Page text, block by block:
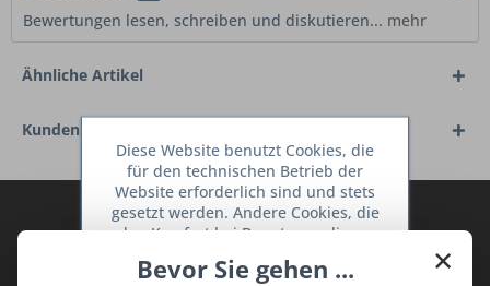
Bewertungen lesen, schreiben und diskutieren... mehr
Ähnliche Artikel
Kunden haben sich ebenfalls angesehen
Abonnieren Sie den kostenlosen Deine
Sie keine Neuigkeit oder Aktion mehr aus
×
Bevor Sie gehen ...
Diese Website benutzt Cookies, die
für den technischen Betrieb der
Website erforderlich sind und stets
gesetzt werden. Andere Cookies, die
den Komfort bei Benutzung dieser
dienen oder die Interaktion mit